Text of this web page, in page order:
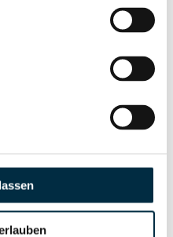
Vollständiges
Unternehmensprofil
Vollständiges
Unternehmensprofil